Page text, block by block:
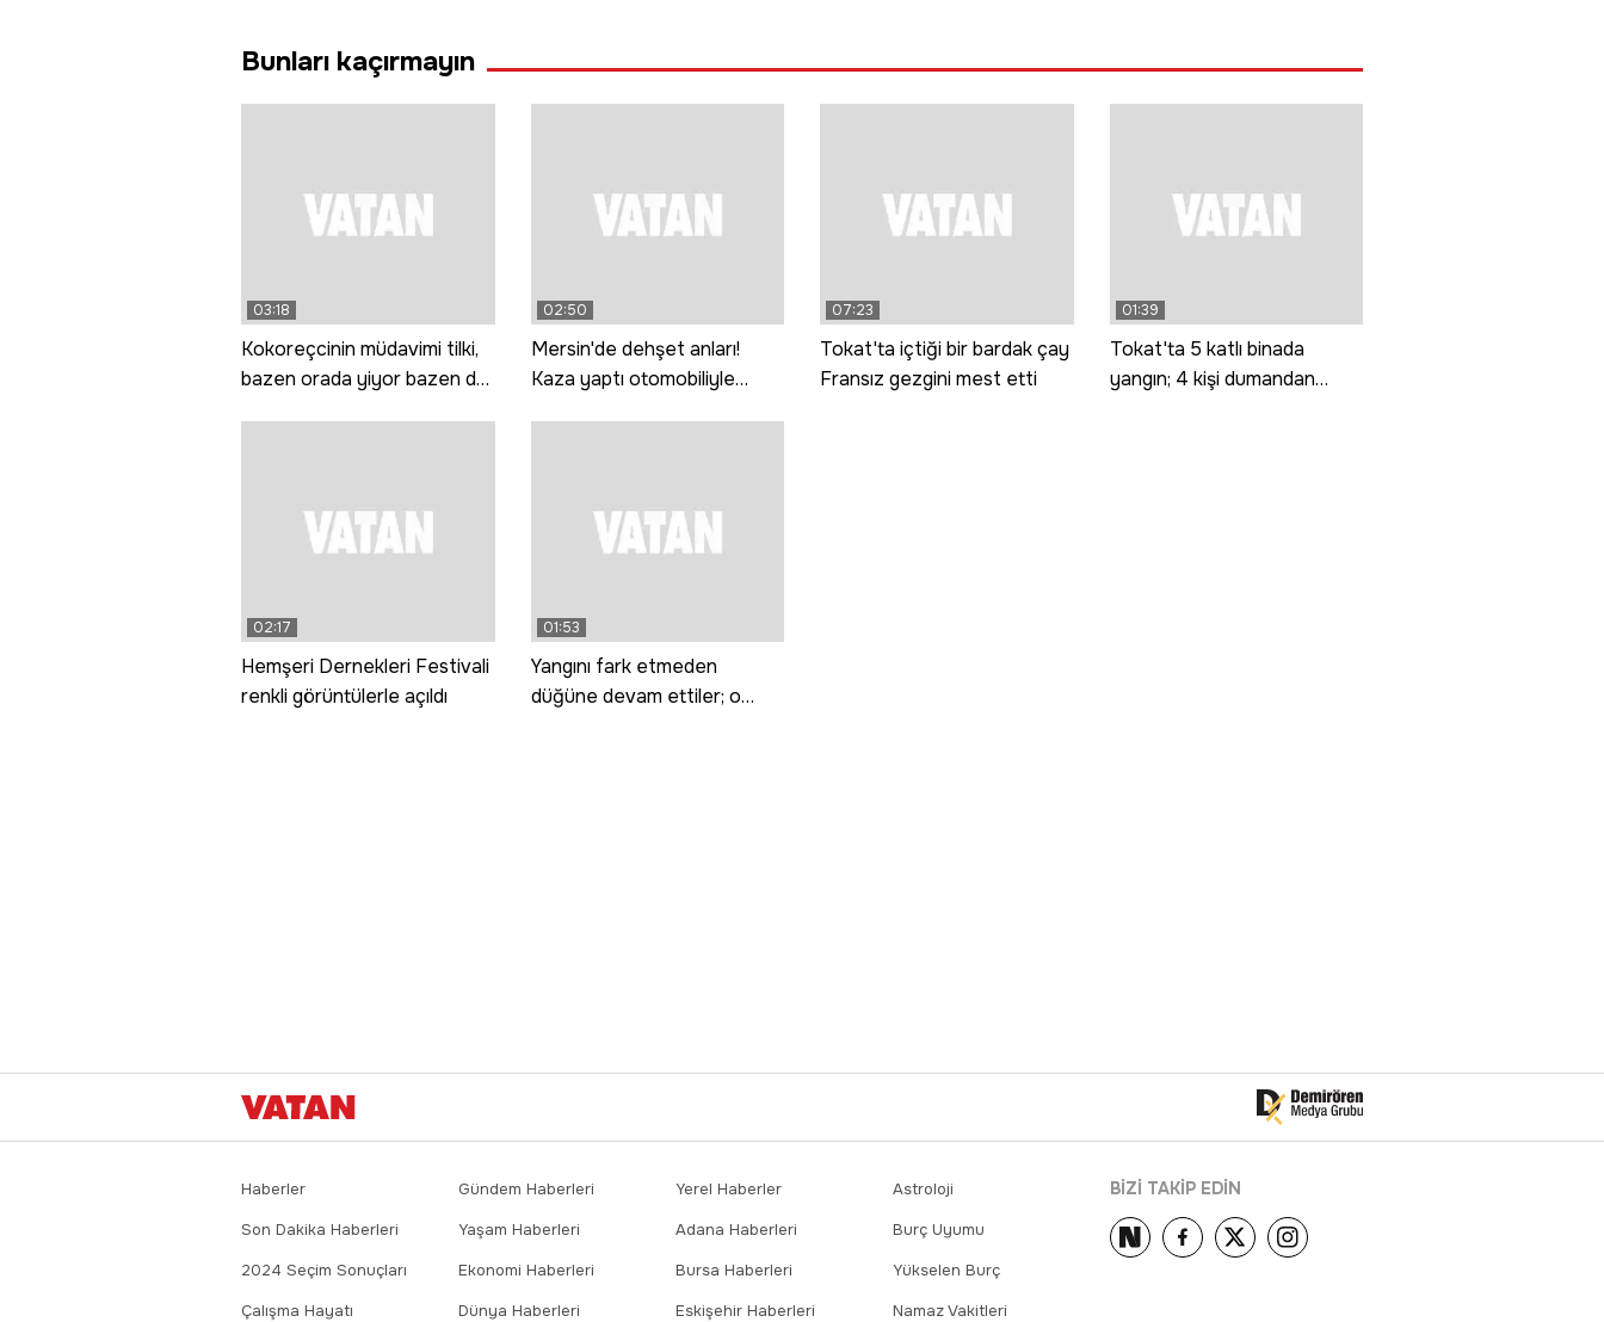
Bunları kaçırmayın
03:18
Kokoreçcinin müdavimi tilki,
bazen orada yiyor bazen de
02:50
Mersin'de dehşet anları!
Kaza yaptı otomobiliyle
07:23
Tokat'ta içtiği bir bardak çay
Fransız gezgini mest etti
01:39
Tokat'ta 5 katlı binada
yangın; 4 kişi dumandan
02:17
Hemşeri Dernekleri Festivali
renkli görüntülerle açıldı
01:53
Yangını fark etmeden
düğüne devam ettiler; o
Haberler
Son Dakika Haberleri
2024 Seçim Sonuçları
Çalışma Hayatı
Gündem Haberleri
Yaşam Haberleri
Ekonomi Haberleri
Dünya Haberleri
Yerel Haberler
Adana Haberleri
Bursa Haberleri
Eskişehir Haberleri
Astroloji
Burç Uyumu
Yükselen Burç
Namaz Vakitleri
BİZİ TAKİP EDİN